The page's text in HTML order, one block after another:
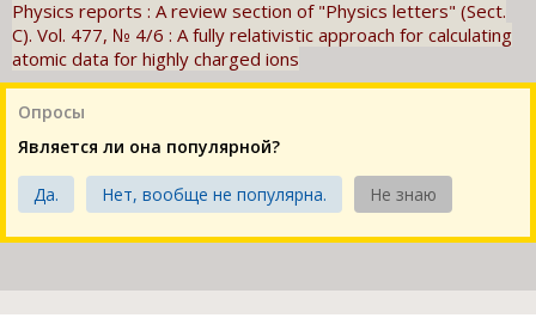
Physics reports : A review section of "Physics letters" (Sect.
C). Vol. 477, № 4/6 : A fully relativistic approach for calculating
atomic data for highly charged ions
Опросы
Является ли она популярной?
Да. Нет, вообще не популярна. Не знаю